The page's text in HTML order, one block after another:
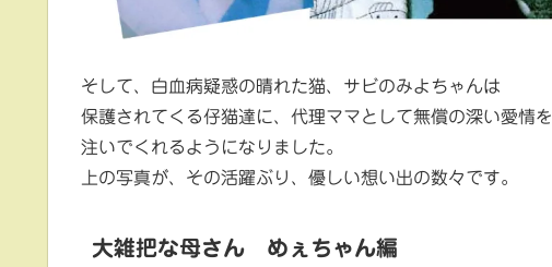
そして、白血病疑惑の晴れた猫、サビのみよちゃんは
保護されてくる仔猫達に、代理ママとして無償の深い愛情を
注いでくれるようになりました。
上の写真が、その活躍ぶり、優しい想い出の数々です。
大雑把な母さん めぇちゃん編